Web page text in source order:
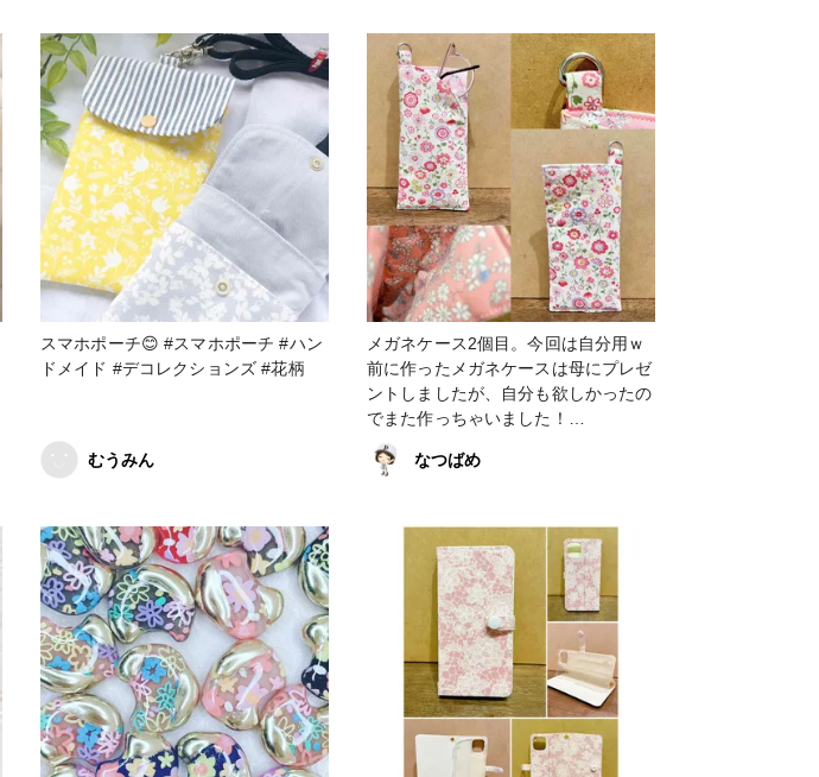
ダヤ #ユザワヤ #小物・雑貨
ホケース #ピンク #DIY #カルトナー
ジュ #花柄 #iPhone #iPhoneSE #初代
iPhoneSE #手帳型スマホケース #小
物・雑貨
スマホポーチ😊 #スマホポーチ #ハン
ドメイド #デコレクションズ #花柄
むうみん
メガネケース2個目。今回は自分用ｗ
前に作ったメガネケースは母にプレゼ
ントしましたが、自分も欲しかったの
でまた作っちゃいました！
【2023/01/21_追記】 写真を入れ替え
ました。 #メガネケース #キルト芯 #なつばめ